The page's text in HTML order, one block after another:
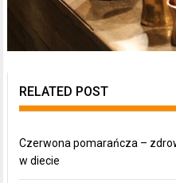
RELATED POST
Czerwona pomarańcza –
w diecie